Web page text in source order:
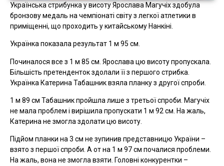
Українська стрибунка у висоту Ярослава Магучіх здобула
бронзову медаль на чемпіонаті світу з легкої атлетики в
приміщенні, що проходить у китайському Нанкіні.
Українка показала результат 1 м 95 см.
Починалося все з 1 м 85 см. Ярослава цю висоту пропускала.
Більшість претенденток здолали її з першого стрибка.
Українка Катерина Табашник взяла планку з другої спроби.
1 м 89 см Табашник пройшла лише з третьої спроби. Магучіх
не мала проблем і вирішила пропускати 1 м 92 см. На жаль,
Катерина не змогла здолати цю висоту.
Підйом планки на 3 см не зупинив представницю України –
взято з першої спроби. А от на 1 м 97 см почалися проблеми.
На жаль, вона не змогла взяти. Головні конкурентки –